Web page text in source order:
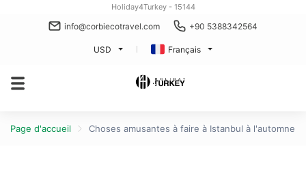
Holiday4Turkey - 15144
info@corbiecotravel.com +90 5388342564
USD Français
Page d'accueil Choses amusantes à faire à Istanbul à l'automne